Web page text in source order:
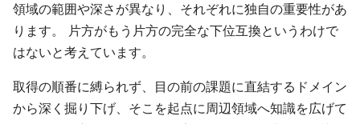
領域の範囲や深さが異なり、それぞれに独自の重要性があ
ります。 片方がもう片方の完全な下位互換というわけで
はないと考えています。
取得の順番に縛られず、目の前の課題に直結するドメイン
から深く掘り下げ、そこを起点に周辺領域へ知識を広げて